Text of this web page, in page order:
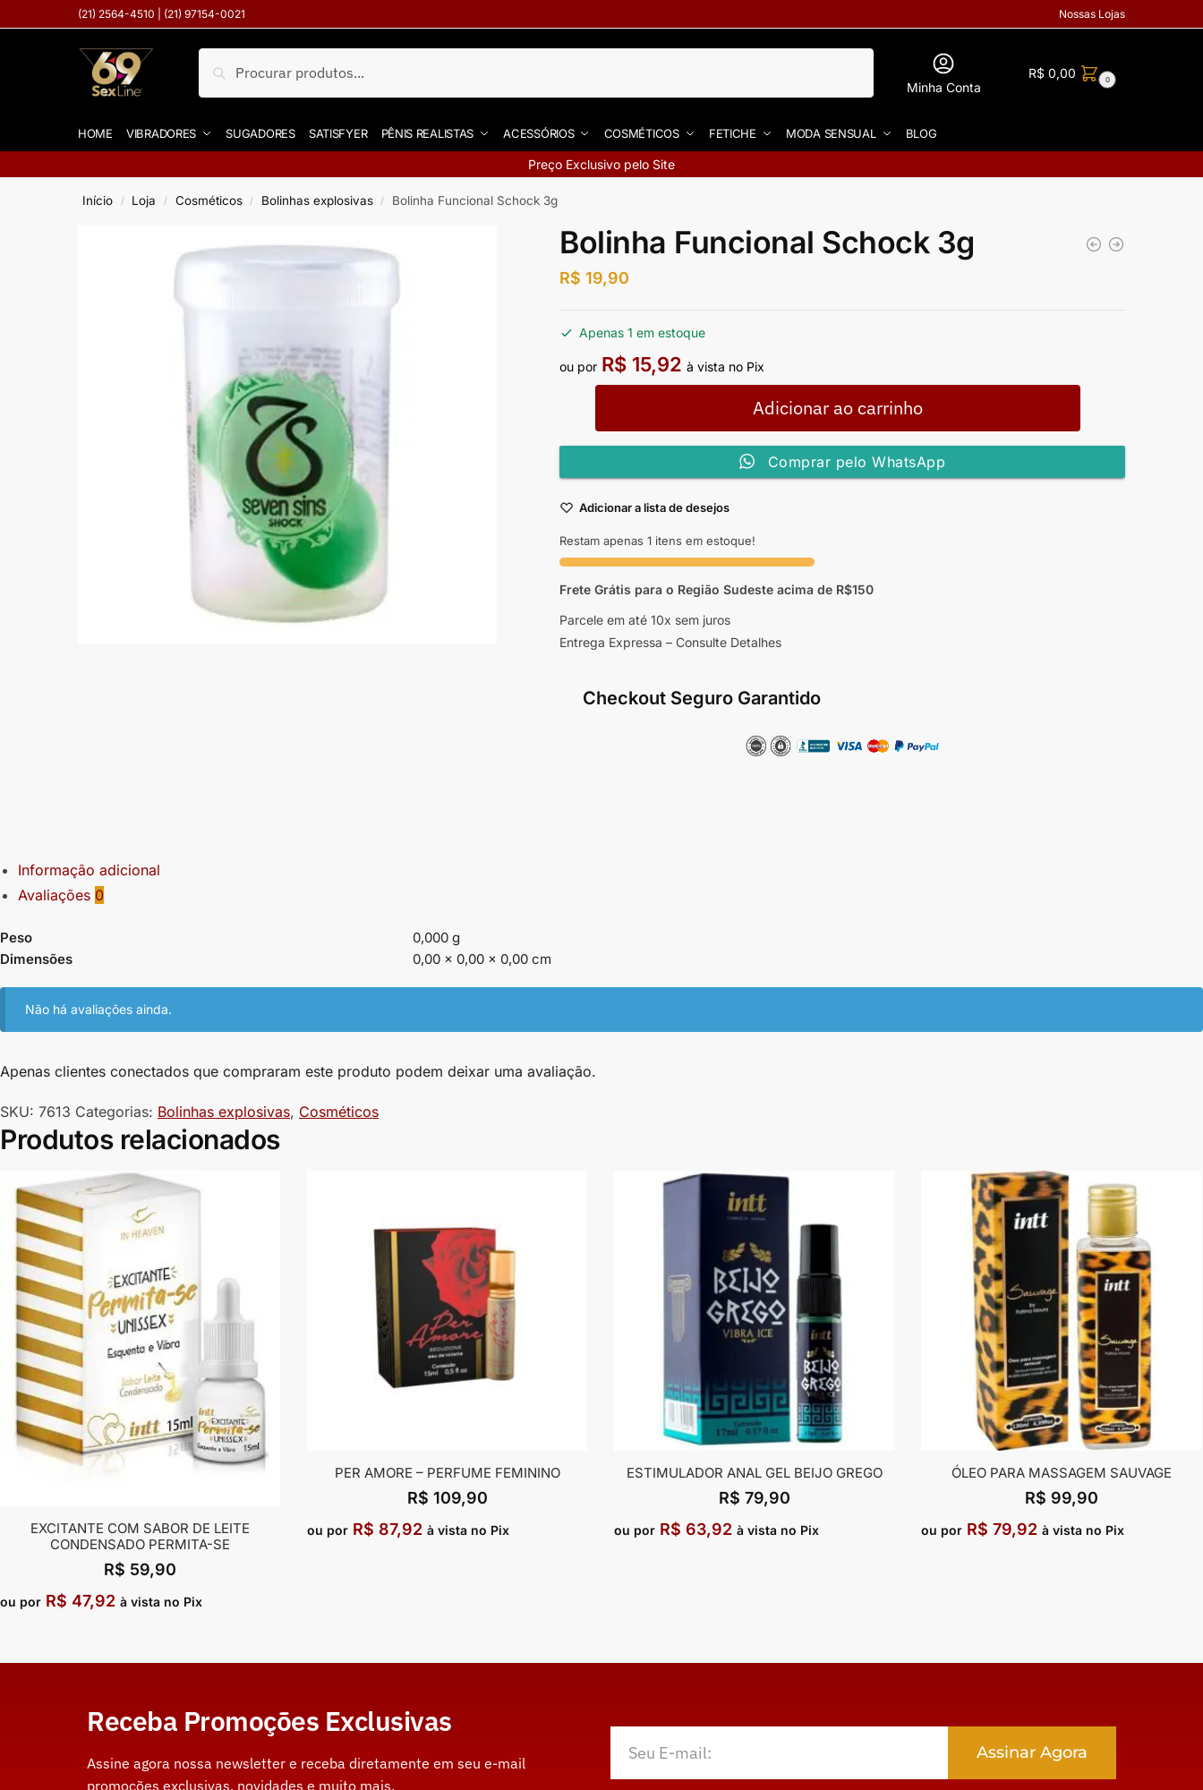
(21) 2564-4510 | (21) 97154-0021 Nossas Lojas
Pesquisar
Minha Conta
R$ 0,00 0
HOME VIBRADORES SUGADORES SATISFYER PÊNIS REALISTAS ACESSÓRIOS COSMÉTICOS FETICHE MODA SENSUAL BLOG
Preço Exclusivo pelo Site
Início / Loja / Cosméticos / Bolinhas explosivas / Bolinha Funcional Schock 3g
Bolinha Funcional Schock 3g
R$ 19,90
Apenas 1 em estoque
ou por R$ 15,92 à vista no Pix
Adicionar ao carrinho
Comprar pelo WhatsApp
Adicionar a lista de desejos
Restam apenas 1 itens em estoque!
Frete Grátis para o Região Sudesteacima de R$150
Parcele em até 10x sem juros
Entrega Expressa – Consulte Detalhes
Checkout Seguro Garantido
Informação adicional
Avaliações 0
Peso
0,000 g
Dimensões
0,00 × 0,00 × 0,00 cm
Não há avaliações ainda.
Apenas clientes conectados que compraram este produto podem deixar uma avaliação.
SKU: 7613 Categorias: Bolinhas explosivas, Cosméticos
Produtos relacionados
EXCITANTE COM SABOR DE LEITE
CONDENSADO PERMITA-SE
R$ 59,90
ou por R$ 47,92 à vista no Pix
PER AMORE – PERFUME FEMININO
R$ 109,90
ou por R$ 87,92 à vista no Pix
ESTIMULADOR ANAL GEL BEIJO GREGO
R$ 79,90
ou por R$ 63,92 à vista no Pix
ÓLEO PARA MASSAGEM SAUVAGE
R$ 99,90
ou por R$ 79,92 à vista no Pix
Receba Promoções Exclusivas
Assine agora nossa newsletter e receba diretamente em seu e-mail
promoções exclusivas, novidades e muito mais.
Assinar Agora